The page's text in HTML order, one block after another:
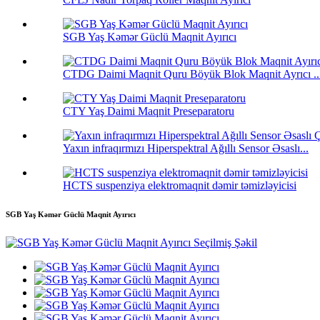
SGB ​​Yaş Kəmər Güclü Maqnit Ayırıcı
CTDG Daimi Maqnit Quru Böyük Blok Maqnit Ayrıcı
CTY Yaş Daimi Maqnit Preseparatoru
Yaxın infraqırmızı Hiperspektral Ağıllı Sensor Əsaslı...
HCTS suspenziya elektromaqnit dəmir təmizləyicisi
SGB ​​Yaş Kəmər Güclü Maqnit Ayırıcı